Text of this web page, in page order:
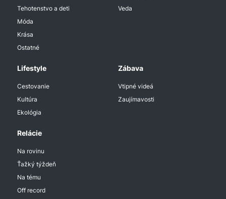
Tehotenstvo a deti
Móda
Krása
Ostatné
Veda
Lifestyle
Cestovanie
Kultúra
Ekológia
Zábava
Vtipné videá
Zaujímavosti
Relácie
Na rovinu
Ťažký týždeň
Na tému
Off record